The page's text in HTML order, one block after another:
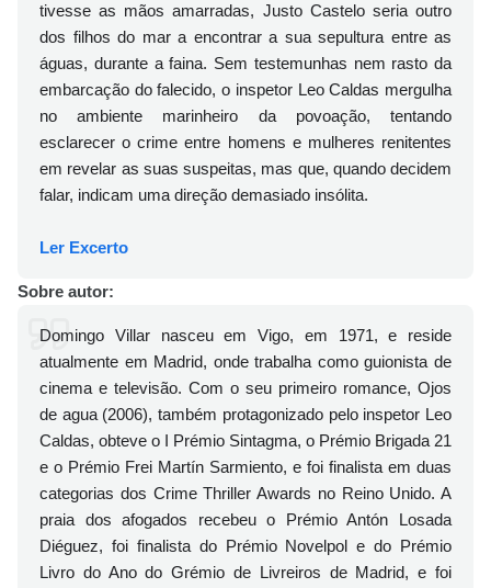
tivesse as mãos amarradas, Justo Castelo seria outro
dos filhos do mar a encontrar a sua sepultura entre as
águas, durante a faina. Sem testemunhas nem rasto da
embarcação do falecido, o inspetor Leo Caldas mergulha
no ambiente marinheiro da povoação, tentando
esclarecer o crime entre homens e mulheres renitentes
em revelar as suas suspeitas, mas que, quando decidem
falar, indicam uma direção demasiado insólita.
Ler Excerto
Sobre autor:
Domingo Villar nasceu em Vigo, em 1971, e reside
atualmente em Madrid, onde trabalha como guionista de
cinema e televisão. Com o seu primeiro romance, Ojos
de agua (2006), também protagonizado pelo inspetor Leo
Caldas, obteve o I Prémio Sintagma, o Prémio Brigada 21
e o Prémio Frei Martín Sarmiento, e foi finalista em duas
categorias dos Crime Thriller Awards no Reino Unido. A
praia dos afogados recebeu o Prémio Antón Losada
Diéguez, foi finalista do Prémio Novelpol e do Prémio
Livro do Ano do Grémio de Livreiros de Madrid, e foi